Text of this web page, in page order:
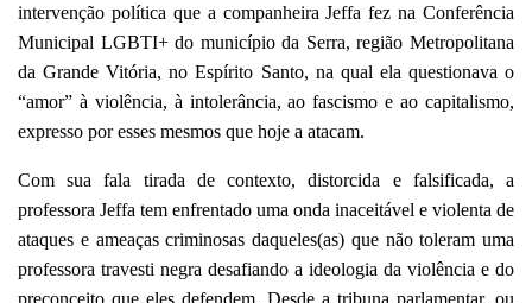
intervenção política que a companheira Jeffa fez na Conferência
Municipal LGBTI+ do município da Serra, região Metropolitana
da Grande Vitória, no Espírito Santo, na qual ela questionava o
“amor” à violência, à intolerância, ao fascismo e ao capitalismo,
expresso por esses mesmos que hoje a atacam.
Com sua fala tirada de contexto, distorcida e falsificada, a
professora Jeffa tem enfrentado uma onda inaceitável e violenta de
ataques e ameaças criminosas daqueles(as) que não toleram uma
professora travesti negra desafiando a ideologia da violência e do
preconceito que eles defendem. Desde a tribuna parlamentar, ou